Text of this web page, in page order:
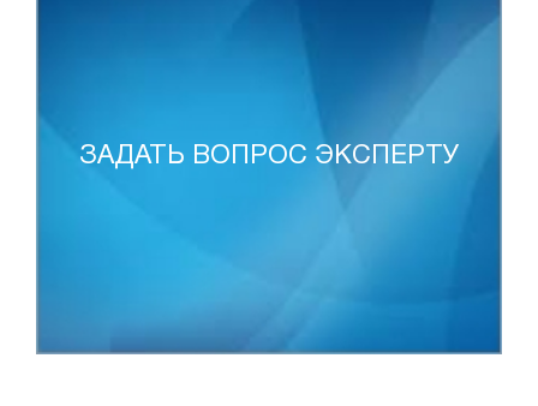
ЗАДАТЬ ВОПРОС ЭКСПЕРТУ